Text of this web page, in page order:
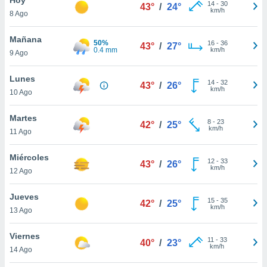
y
en
más
de
8 Ago
43° / 24° 14- 30
km/h
Mañana
9 Ago
50%
0.4 mm
43° / 27° 16- 36
km/h
Lunes
10 Ago
43° / 26° 14- 32
km/h
Martes
11 Ago
42° / 25° 8- 23
km/h
Miércoles
12 Ago
43° / 26° 12- 33
km/h
Jueves
13 Ago
42° / 25° 15- 35
km/h
Viernes
14 Ago
40° / 23° 11 - 33
km/h